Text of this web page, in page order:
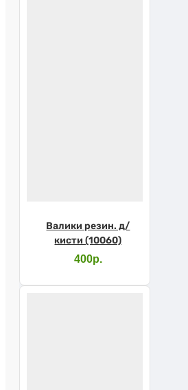
Валики резин. д/
кисти (10060)
400р.